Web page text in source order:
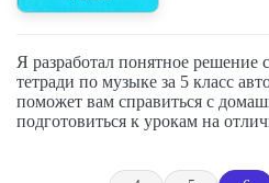
Я разработал понятное решение
тетради по музыке за 5 класс
поможет вам справиться с
подготовиться к урокам на